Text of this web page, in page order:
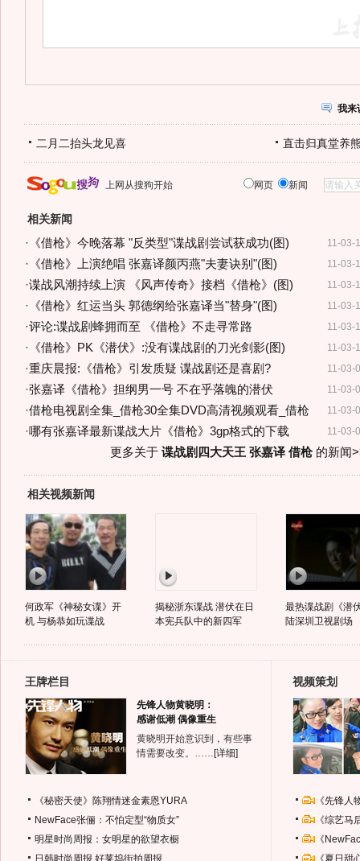
我来
二月二抬头龙见喜 直击归真堂养
上网从搜狗开始 网页 新闻
相关新闻
11-03-
· 《借枪》今晚落幕 "反类型"谍战剧尝试获成功(图)
11-03-
· 《借枪》上演绝唱 张嘉译颜丙燕"夫妻诀别"(图)
11-03-
·谍战风潮持续上演 《风声传奇》接档《借枪》(图)
11-03-
· 《借枪》红运当头 郭德纲给张嘉译当"替身"(图)
11-03-
·评论:谍战剧蜂拥而至 《借枪》不走寻常路
11-03-
· 《借枪》PK《潜伏》:没有谍战剧的刀光剑影(图)
11-03-
·重庆晨报:《借枪》引发质疑 谍战剧还是喜剧?
11-03-
·张嘉译《借枪》担纲男一号 不在乎落魄的潜伏
11-03-
·借枪电视剧全集_借枪30全集DVD高清视频观看_借枪
11-03-
·哪有张嘉译最新谍战大片《借枪》3gp格式的下载
更多关于 谍战剧四大天王 张嘉译 借枪的新闻
相关视频新闻
何政军《神秘女谍》开
机 与杨恭如玩谍战
揭秘浙东谍战 潜伏在日
本宪兵队中的新四军
最热谍战剧《潜
陆深圳卫视剧场
王牌栏目
先锋人物黄晓明：
感谢低潮 偶像重生
黄晓明开始意识到，有些事
情需要改变。…… [详细]
《秘密天使》陈翔情迷金素恩YURA
NewFace张俪：不怕定型“物质女”
明星时尚周报：女明星的欲望衣橱
日韩时尚周报 好莱坞街拍周报
视频策划
《先锋
《综艺
《
《夏日